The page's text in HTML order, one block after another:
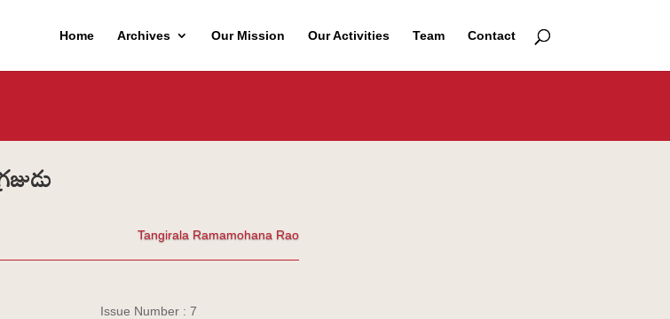
Home Archives Our Mission Our Activities Team Contact
Tangirala Ramamohana Rao
Issue Number : 7